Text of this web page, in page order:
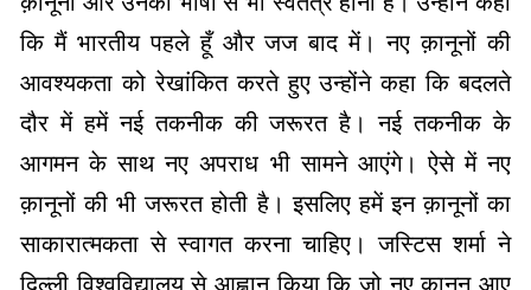
कि मैं भारतीय पहले हूँ और जज बाद में। नए क़ानूनों की
आवश्यकता को रेखांकित करते हुए उन्होंने कहा कि बदलते
दौर में हमें नई तकनीक की जरूरत है। नई तकनीक के
आगमन के साथ नए अपराध भी सामने आएंगे। ऐसे में नए
क़ानूनों की भी जरूरत होती है। इसलिए हमें इन क़ानूनों का
साकारात्मकता से स्वागत करना चाहिए। जस्टिस शर्मा ने
दिल्ली विश्वविद्यालय से आह्वान किया कि जो नए कानून आए